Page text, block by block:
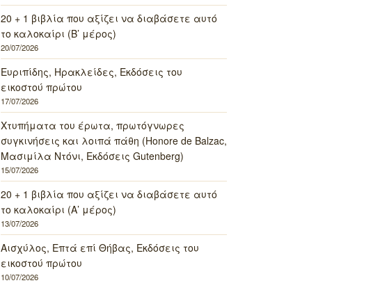
20 + 1 βιβλία που αξίζει να διαβάσετε αυτό
το καλοκαίρι (Β’ μέρος)
20/07/2026
Ευριπίδης, Ηρακλείδες, Εκδόσεις του
εικοστού πρώτου
17/07/2026
Χτυπήματα του έρωτα, πρωτόγνωρες
συγκινήσεις και λοιπά πάθη (Honore de Balzac,
Μασιμίλα Ντόνι, Εκδόσεις Gutenberg)
15/07/2026
20 + 1 βιβλία που αξίζει να διαβάσετε αυτό
το καλοκαίρι (Α’ μέρος)
13/07/2026
Αισχύλος, Επτά επί Θήβας, Εκδόσεις του
εικοστού πρώτου
10/07/2026